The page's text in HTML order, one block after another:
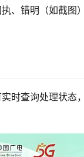
、错明（如截
时查询处理状